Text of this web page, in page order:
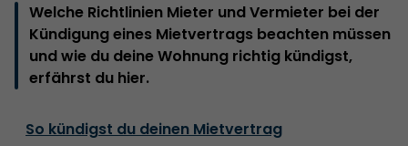
Welche Richtlinien Mieter und Vermieter bei der
Kündigung eines Mietvertrags beachten müssen
und wie du deine Wohnung richtig kündigst,
erfährst du hier.
So kündigst du deinen Mietvertrag